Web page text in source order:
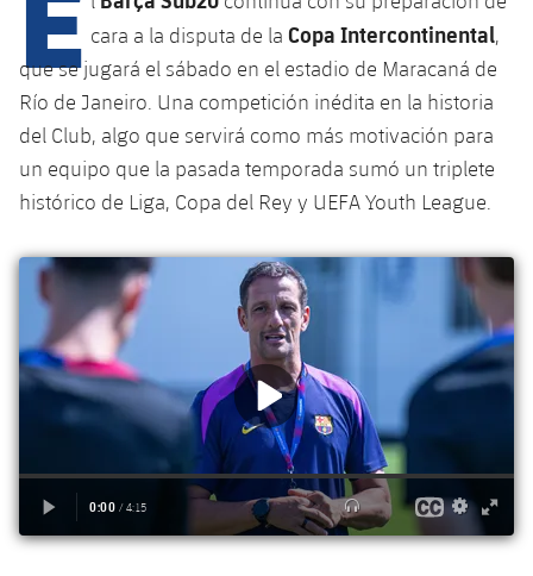
plusicon
más
Instalaciones
Spotify Camp Nou
Palau Blaugrana
Estadi Johan Cruyff
Barça Cafe
plusicon
más
Servicios
Servicios Médicos
plusicon
más
cara a la disputa de la Copa Intercontinental,
que se jugará el sábado en el estadio de Maracaná de
Río de Janeiro. Una competición inédita en la historia
del Club, algo que servirá como más motivación para
un equipo que la pasada temporada sumó un triplete
histórico de Liga, Copa del Rey y UEFA Youth League.